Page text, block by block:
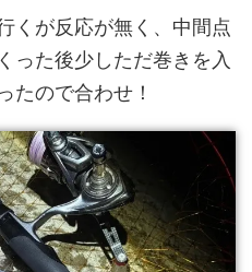
くが反応が無く、中間点
った後少しただ巻きを入
たので合わせ！